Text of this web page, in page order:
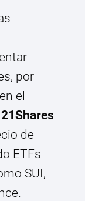
por
el
de
ETFs
SUI,